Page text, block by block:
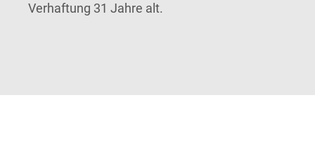
Verhaftung 31 Jahre alt.